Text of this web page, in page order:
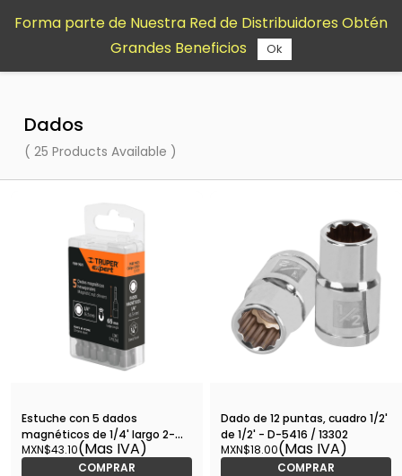
contenido
Dados
( 25 Products Available )
Estuche con 5 dados
magnéticos de 1/4' largo 2-
1/2', Expert-PUDE-9025 / 12939
MXN$43.10(Mas IVA)
COMPRAR
Dado de 12 puntas, cuadro 1/2'
de 1/2' - D-5416 / 13302
MXN$18.00(Mas IVA)
COMPRAR
Forma parte de Nuestra Red de Distribuidores Obtén
Grandes Beneficios
Ok